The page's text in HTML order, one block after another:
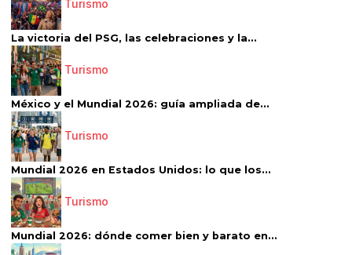
Turismo
La victoria del PSG, las celebraciones y la...
Turismo
México y el Mundial 2026: guía ampliada de...
Turismo
Mundial 2026 en Estados Unidos: lo que los...
Turismo
Mundial 2026: dónde comer bien y barato en...